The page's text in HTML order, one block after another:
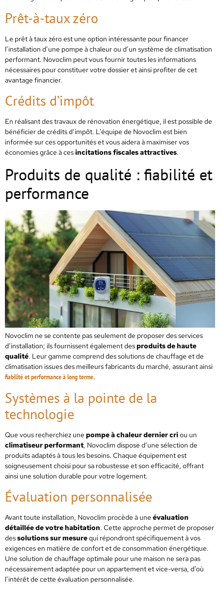
Prêt-à-taux zéro
Le prêt à taux zéro est une option intéressante pour financer
l’installation d’une pompe à chaleur ou d’un système de climatisation
performant. Novoclim peut vous fournir toutes les informations
nécessaires pour constituer votre dossier et ainsi profiter de cet
avantage financier.
Crédits d’impôt
En réalisant des travaux de rénovation énergétique, il est possible de
bénéficier de crédits d’impôt. L’équipe de Novoclim est bien
informée sur ces opportunités et vous aidera à maximiser vos
économies grâce à cesincitations fiscales attractives.
Produits de qualité : fiabilité et
performance
Novoclim ne se contente pas seulement de proposer des services
d’installation; ils fournissent également desproduits de haute
qualité. Leur gamme comprend des solutions de chauffage et de
climatisation issues des meilleurs fabricants du marché, assurant ainsi
fiabilité et performance à long terme.
Systèmes à la pointe de la
technologie
Que vous recherchiez une pompe à chaleur dernier criou un
climatiseur performant, Novoclim dispose d’une sélection de
produits adaptés à tous les besoins. Chaque équipement est
soigneusement choisi pour sa robustesse et son efficacité, offrant
ainsi une solution durable pour votre logement.
Évaluation personnalisée
Avant toute installation, Novoclim procède à une évaluation
détaillée de votre habitation. Cette approche permet de proposer
dessolutions sur mesurequi répondront spécifiquement à vos
exigences en matière de confort et de consommation énergétique.
Une solution de chauffage optimale pour une maison ne sera pas
nécessairement adaptée pour un appartement et vice-versa, d’où
l’intérêt de cette évaluation personnalisée.